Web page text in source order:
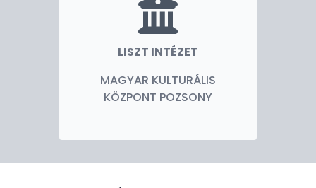
LISZT INTÉZET
MAGYAR KULTURÁLIS
KÖZPONT POZSONY